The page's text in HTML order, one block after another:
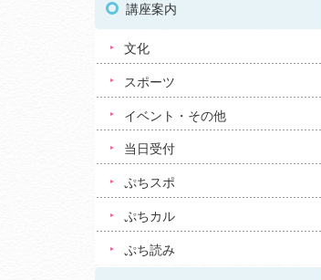
講座案内
文化
スポーツ
イベント・その他
当日受付
ぷちスポ
ぷちカル
ぷち読み